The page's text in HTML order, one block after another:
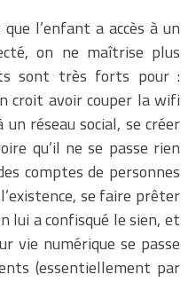
l’enfant a accès à un
on ne maîtrise plus
sont très forts pour :
croit avoir couper la wifi
un réseau social, se créer
qu’il ne se passe rien
comptes de personnes
se faire prêter
lui a confisqué le sien, et
vie numérique se passe
(essentiellement par